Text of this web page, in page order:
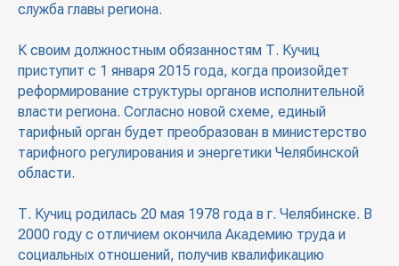
служба главы региона.
К своим должностным обязанностям Т. Кучиц
приступит с 1 января 2015 года, когда произойдет
реформирование структуры органов исполнительной
власти региона. Согласно новой схеме, единый
тарифный орган будет преобразован в министерство
тарифного регулирования и энергетики Челябинской
области.
Т. Кучиц родилась 20 мая 1978 года в г. Челябинске. В
2000 году с отличием окончила Академию труда и
социальных отношений, получив квалификацию